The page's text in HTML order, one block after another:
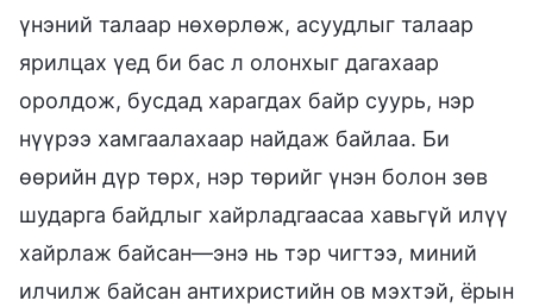
үнэний талаар нөхөрлөж, асуудлыг талаар
ярилцах үед би бас л олонхыг дагахаар
оролдож, бусдад харагдах байр суурь, нэр
нүүрээ хамгаалахаар найдаж байлаа. Би
өөрийн дүр төрх, нэр төрийг үнэн болон зөв
шударга байдлыг хайрладгаасаа хавьгүй илүү
хайрлаж байсан—энэ нь тэр чигтээ, миний
илчилж байсан антихристийн ов мэхтэй, ёрын